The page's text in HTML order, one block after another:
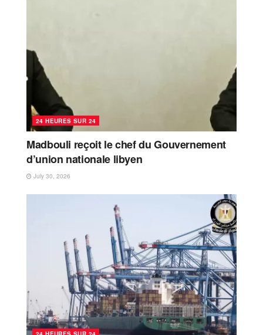
24 HEURES SUR 24
Madbouli reçoit le chef du Gouvernement
d’union nationale libyen
July 30, 2026